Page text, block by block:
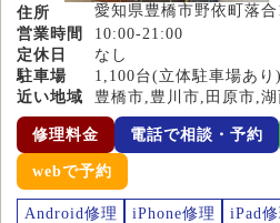
住所
愛知県豊橋市野依町落
営業時間
10:00-21:00
定休日
なし
駐車場
1,100台(立体駐車場あり)
近い地域
豊橋市,豊川市,田原市,
修理料金 電話で相談・予約
webで予約
Android修理 iPhone修理
iPad